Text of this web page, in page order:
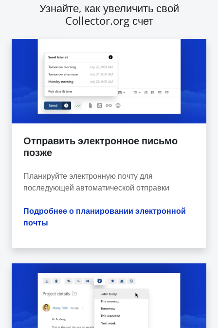
Узнайте, как увеличить свой
Collector.org счет
Отправить электронное письмо
позже
Планируйте электронную почту для
последующей автоматической отправки
Подробнее о планировании электронной
почты